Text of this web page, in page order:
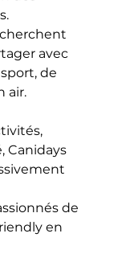
avec
sport, de
air.
Canidays
de
en